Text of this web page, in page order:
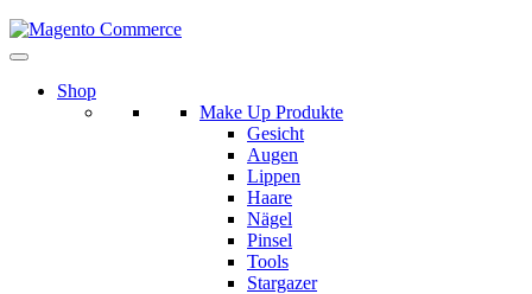
Shop
Make Up Produkte
Gesicht
Augen
Lippen
Haare
Nägel
Pinsel
Tools
Stargazer